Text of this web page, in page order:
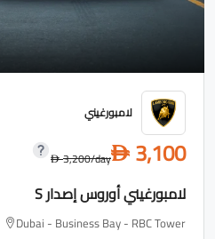
لامبورغيني
D 3,100
D3,200/day
لامبورغيني أوروس إصدار S
Dubai - Business Bay - RBC Tower